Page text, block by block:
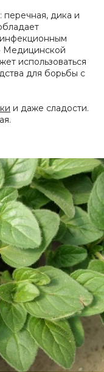
дика и
Медицинской
использоваться
для борьбы с
и даже сладости.